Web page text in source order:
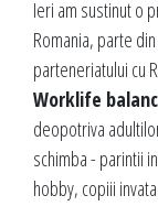
Ieri am sustinut o
Romania, parte
parteneriatului cu
Worklife
deopotriva
schimba - parintii
hobby, copiii